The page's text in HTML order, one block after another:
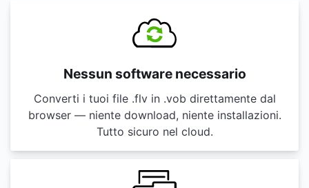
Nessun software necessario
Converti i tuoi file .flv in .vob direttamente dal
browser — niente download, niente installazioni.
Tutto sicuro nel cloud.